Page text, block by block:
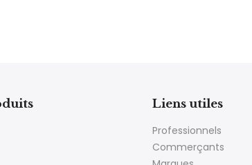
Liens utiles
Professionnels
Commerçants